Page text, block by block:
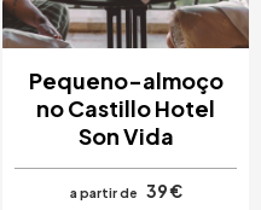
Pequeno-almoço
no Castillo Hotel
Son Vida
a partir de
39 €